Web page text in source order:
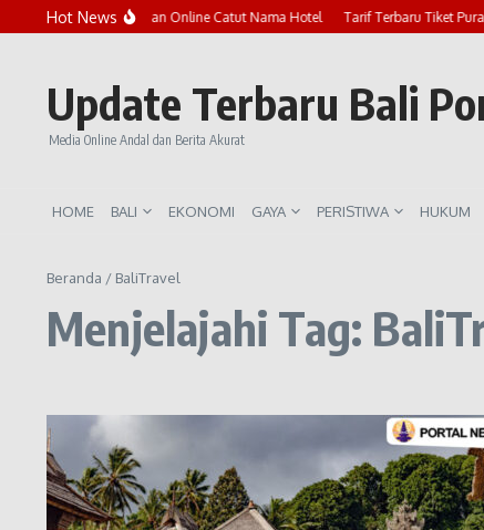
Lewati ke konten
Hot News
Marak Penipuan Online Catut Nama Hotel Tarif Terbaru Tiket
Update Terbaru Bali
Media Online Andal dan Berita Akurat
HOME BALI EKONOMI GAYA PERISTIWA HUKUM
Beranda / BaliTravel
Menjelajahi Tag: